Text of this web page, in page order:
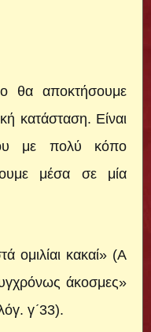
θα αποκτήσουμε
κατάσταση. Είναι
με πολύ κόπο
μέσα σε μία
ομιλίαι κακαί» (Α
άκοσμες»
γ´33).